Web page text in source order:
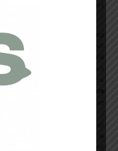
jeu à l’aise
conviendra à tout
que la chaussure
employé par Kalenji mais
de maintien reliées au